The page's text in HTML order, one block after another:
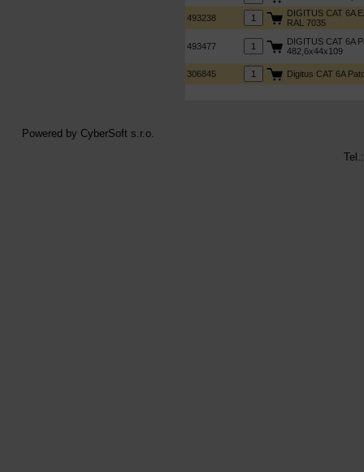
493238
DIGITUS CAT 6A
RAL 7035
493477
DIGITUS CAT 6A
482,6x44x109
306845 Digitus CAT 6A
Powered by CyberSoft s.r.o.